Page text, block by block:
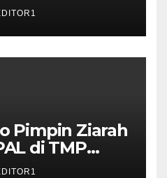
Pimpin Ziarah
di TMP